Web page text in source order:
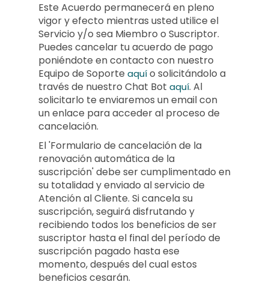
Este Acuerdo permanecerá en pleno
vigor y efecto mientras usted utilice el
Servicio y/o sea Miembro o Suscriptor.
Puedes cancelar tu acuerdo de pago
poniéndote en contacto con nuestro
Equipo de Soporte aquío solicitándolo a
través de nuestro Chat Bot aquí. Al
solicitarlo te enviaremos un email con
un enlace para acceder al proceso de
cancelación.
El 'Formulario de cancelación de la
renovación automática de la
suscripción' debe ser cumplimentado en
su totalidad y enviado al servicio de
Atención al Cliente. Si cancela su
suscripción, seguirá disfrutando y
recibiendo todos los beneficios de ser
suscriptor hasta el final del período de
suscripción pagado hasta ese
momento, después del cual estos
beneficios cesarán.